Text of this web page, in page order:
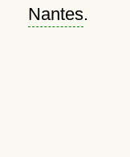
Nantes.